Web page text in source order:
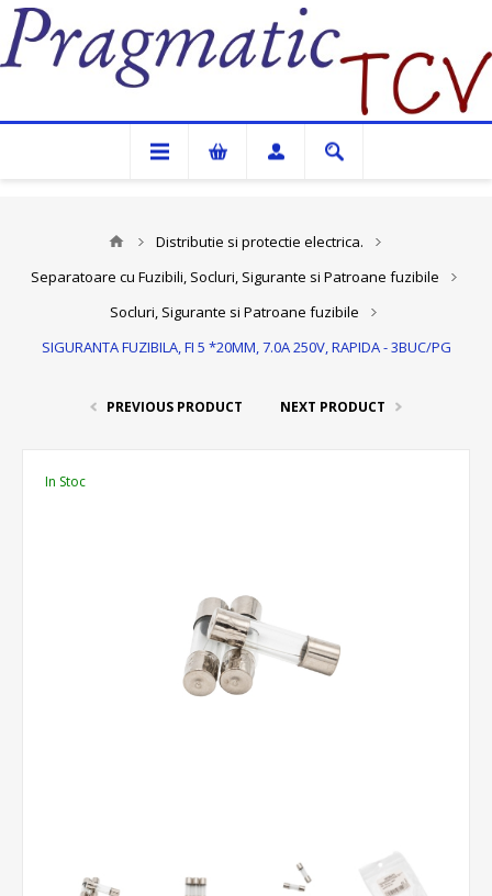
Pragmatic TCV
Distributie si protectie electrica.
Separatoare cu Fuzibili, Socluri, Sigurante si Patroane fuzibile
Socluri, Sigurante si Patroane fuzibile
SIGURANTA FUZIBILA, FI 5 *20MM, 7.0A 250V, RAPIDA - 3BUC/PG
PREVIOUS PRODUCT NEXT PRODUCT
In Stoc